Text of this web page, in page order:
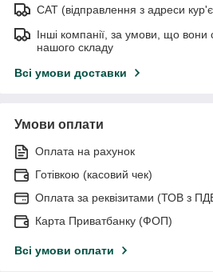
САТ (відправлення з адреси
Інші компанії, за умови, що вони
нашого складу
Всі умови доставки
Умови оплати
Оплата на рахунок
Готівкою (касовий чек)
Оплата за реквізитами (ТОВ з
Карта Приватбанку (ФОП)
Всі умови оплати